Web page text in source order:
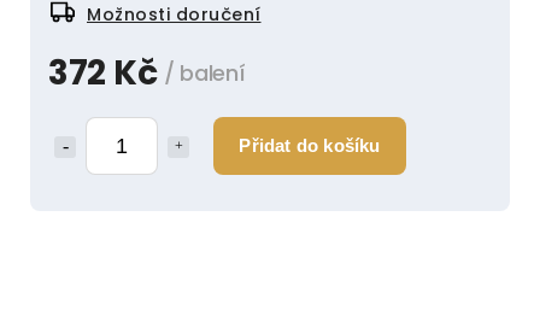
372 Kč / balení
Přidat do košíku
Možnosti doručení